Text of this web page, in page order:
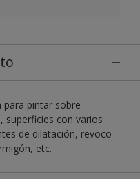
para pintar sobre
superficies con varios
de dilatación, revoco
etc.